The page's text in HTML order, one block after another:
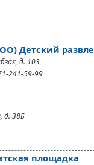
Детский
д. 103
241-59-99
д. 38Б
площадка